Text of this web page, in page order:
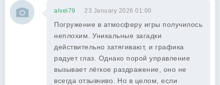
alvei79 23 January 2026 01:00
Погружение в атмосферу игры получилось
неплохим. Уникальные загадки
действительно затягивают, и графика
радует глаз. Однако порой управление
вызывает лёгкое раздражение, оно не
всегда отзывчиво. Но в целом, если